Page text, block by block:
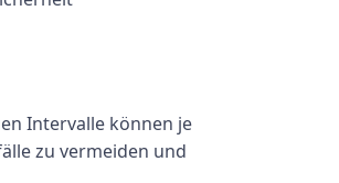
Intervalle können je
zu vermeiden und